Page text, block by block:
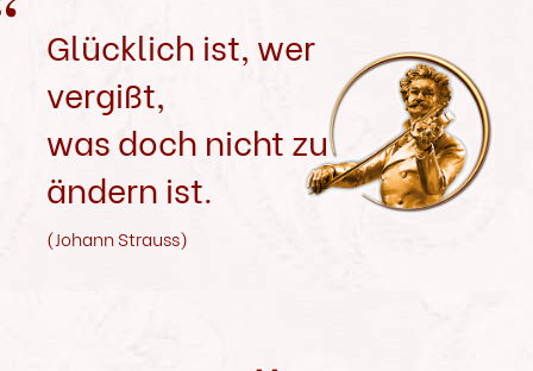
Glücklich ist, wer
vergißt,
was doch nicht zu
ändern ist.
(Johann Strauss)